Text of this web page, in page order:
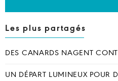
Les plus partagés
DES CANARDS NAGENT
UN DÉPART LUMINEUX POUR